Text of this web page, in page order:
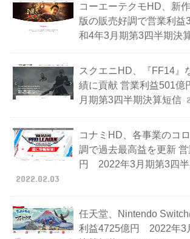
コーエーテクモHD、新
版の販売好調で営業利
和4年3月期第3四半期決
スクエニHD、『FF14』
績に貢献 営業利益501
月期第3四半期決算短信
コナミHD、各事業のコ
調で過去最高益を更新
円 2022年3月期第3四
2022.02.03
任天堂、Nintendo
利益4725億円 2022年3